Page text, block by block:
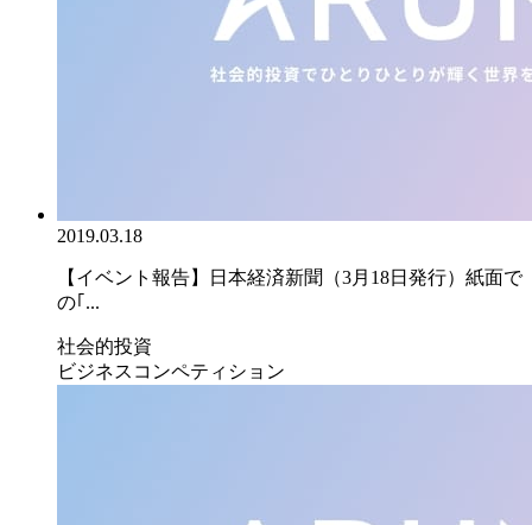
2019.03.18
【イベント報告】日本経済新聞（3月18日発行）紙面で
の｢...
社会的投資
ビジネスコンペティション